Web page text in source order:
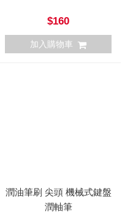
$160
加入購物車
潤油筆刷 尖頭 機械式鍵盤
潤軸筆